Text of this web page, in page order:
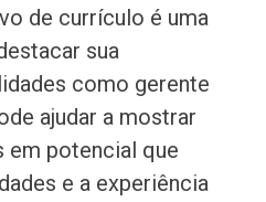
de currículo é uma
sua
como gerente
ajudar a mostrar
em potencial que
e a experiência